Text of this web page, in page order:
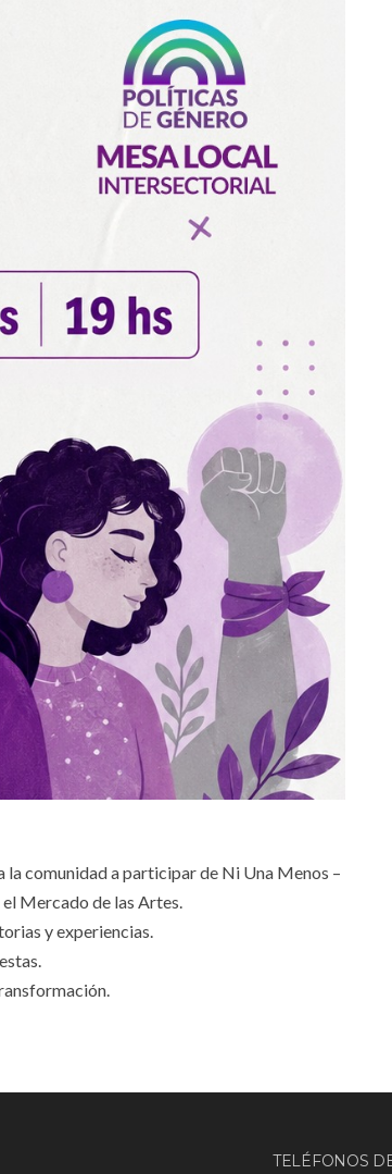
comunidad a participar de Ni Una Menos –
el Mercado de las Artes.
y experiencias.
TELÉFONOS